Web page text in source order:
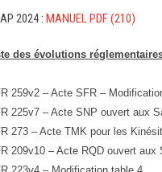
2024 : MANUEL PDF (210)
des évolutions
259v2 – Acte SFR –
225v7 – Acte SNP ouvert aux
273 – Acte TMK pour les
209v10 – Acte RQD ouvert aux